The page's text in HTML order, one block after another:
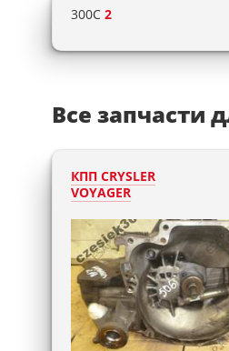
300C 2
Все запчасти
КПП CRYSLER
VOYAGER